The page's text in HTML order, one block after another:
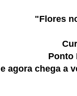
"Flores
Ponto
e agora chega a